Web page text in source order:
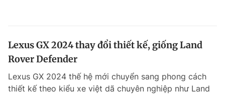
Lexus GX 2024 thay đổi thiết kế, giống Land
Rover Defender
Lexus GX 2024 thế hệ mới chuyển sang phong cách
thiết kế theo kiểu xe việt dã chuyên nghiệp như Land